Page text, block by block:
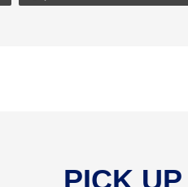
PICK UP